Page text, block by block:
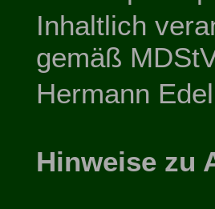
Inhaltlich
gemäß
Hermann
Hinweise zu